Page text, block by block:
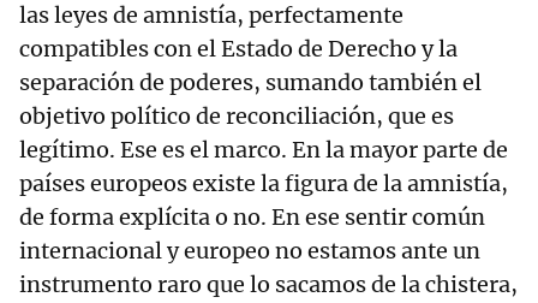
las leyes de amnistía, perfectamente
compatibles con el Estado de Derecho y la
separación de poderes, sumando también el
objetivo político de reconciliación, que es
legítimo. Ese es el marco. En la mayor parte de
países europeos existe la figura de la amnistía,
de forma explícita o no. En ese sentir común
internacional y europeo no estamos ante un
instrumento raro que lo sacamos de la chistera,